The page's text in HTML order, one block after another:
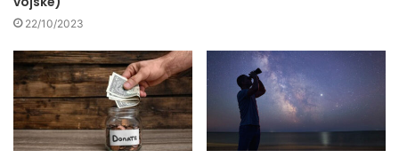
22/10/2023